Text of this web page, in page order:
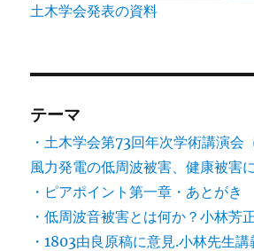
土木学会発表の資料
テーマ
・土木学会第73回年次学術講演会
風力発電の低周波被害、健康被害
・ピアポイント第一章・あとがき
・低周波音被害とは何か？小林芳
・1803由良原稿に意見.小林先生講